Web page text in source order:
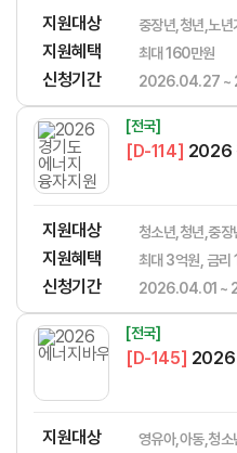
지원대상 중장년,청년,노년
지원혜택 ​​​​​‌​​​‌​​‌​​​​‌​​‌‌‌​​​​‌‌‌‌‌​‌​​​​‌‌최대 160만원
신청기간 2026.04.27 ~
[전국]
[D-114] 2026
지원대상 청소년,청년,중장
지원혜택 최대 3억원, 금리
신청기간 2026.04.01 ~
[전국]
[D-145] 2026
지원대상 영유아,아동,청소